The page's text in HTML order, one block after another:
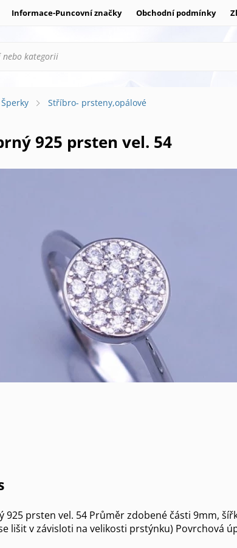
Informace-Puncovní značky Obchodní podmínky
Šperky Stříbro- prsteny,opálové
925 prsten vel. 54
925 prsten vel. 54 Průměr zdobené části 9mm,
lišit v závisloti na velikosti prstýnku) Povrchová